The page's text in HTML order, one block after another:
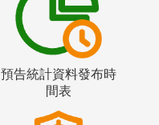
預告統計資料發布時
間表